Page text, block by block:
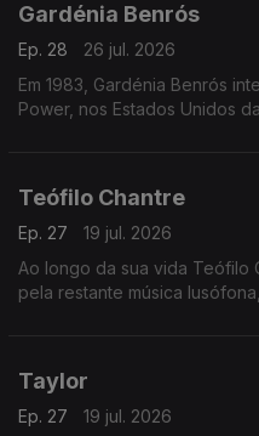
Gardénia Benrós
Ep. 28
26 jul. 2026
Em 1983, Gardénia Benrós
Power, nos Estados Unidos
Teófilo Chantre
Ep. 27
19 jul. 2026
Ao longo da sua vida Teófilo
pela restante música
Taylor
Ep. 27
19 jul. 2026